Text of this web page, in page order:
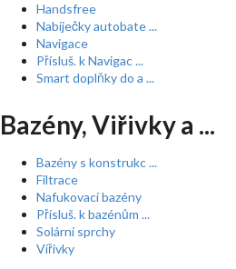
Handsfree
Nabíječky autobate ...
Navigace
Přísluš. k Navigac ...
Smart doplňky do a ...
Bazény, Viřivky a ...
Bazény s konstrukc ...
Filtrace
Nafukovací bazény
Přísluš. k bazénům ...
Solární sprchy
Vířivky